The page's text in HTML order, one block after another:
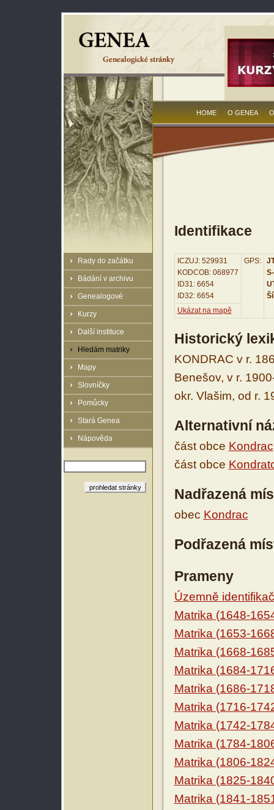
Rady do začátku
Bádání v archivu
Genealogové
Kurzy
Další instituce
Hledám matriky
Mapy
Slovníčky
Pomůcky
Stará Genea
Nápověda
HOME O GENEA
Identifikace
ICZUJ: 529931
KODCOB: 068977
ID31: 6654
ID32: 6654
GPS:
Ukázat na mapě
Historický
KONDRAC v r.
Benešov, v r.
okr. Vlašim, od r.
Alternativní
část obce Kondrac
část obce
Nadřazená
obec Kondrac
Podřazená
Prameny
Územně
Matrika (1648-
Matrika (1653-
Matrika (1668-
Matrika (1684-
Matrika (1686-
Matrika (1716-
Matrika (1742-
Matrika (1784-
Matrika (1806-
Matrika (1825-
Matrika (1841-